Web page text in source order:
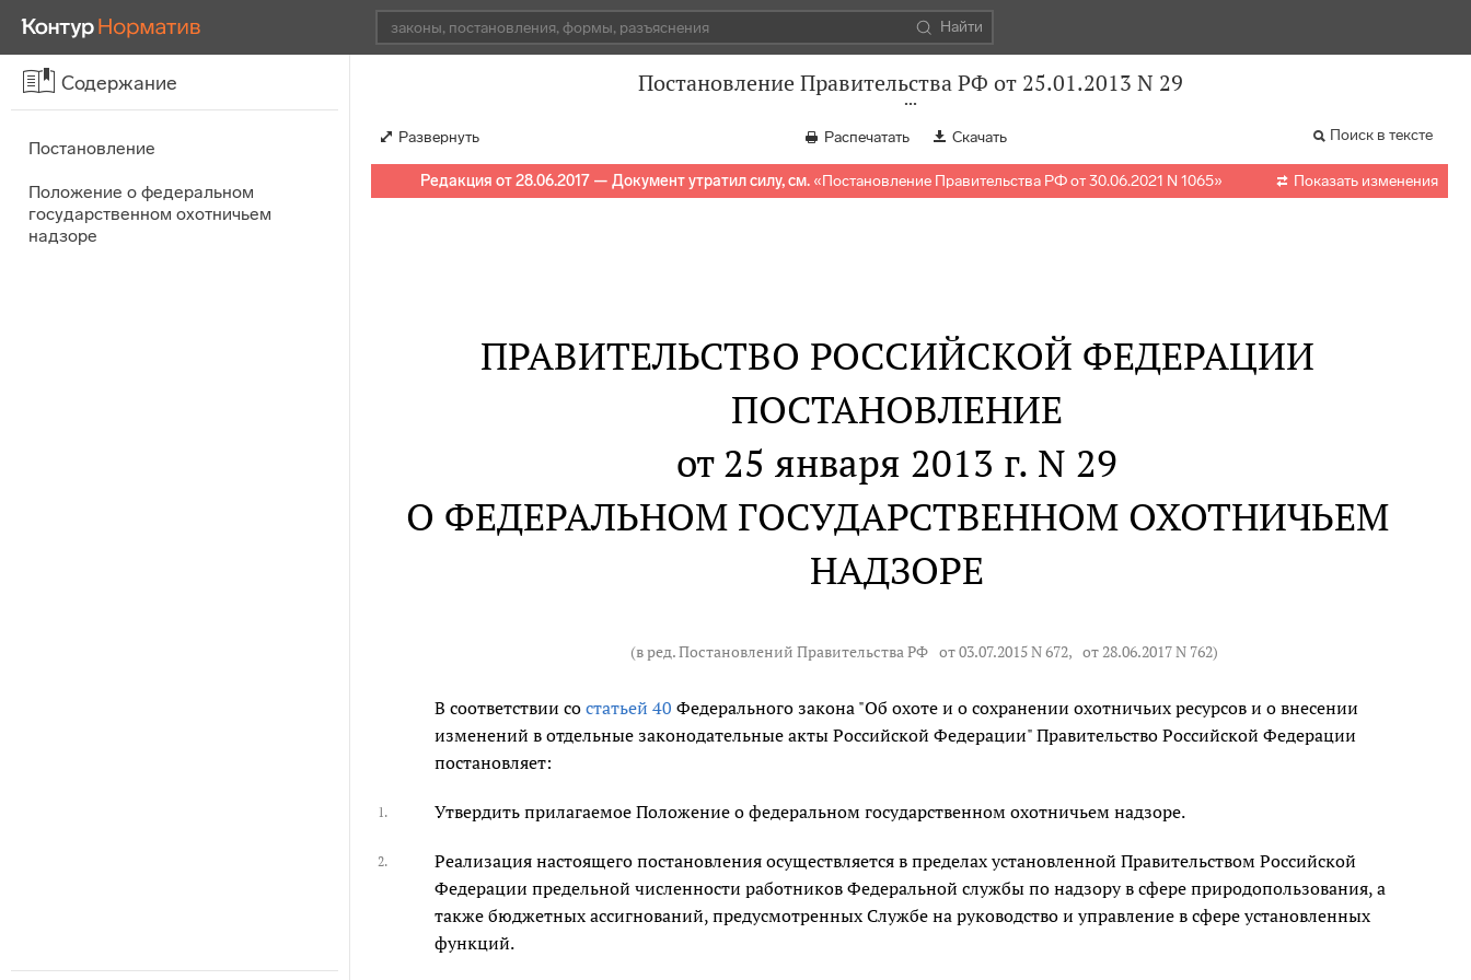
Найти
Содержание
Постановление
Положение о федеральном
государственном охотничьем
надзоре
Постановление Правительства РФ от 25.01.2013 N 29
Развернуть Распечатать Скачать Поиск в тексте
Редакция от 28.06.2017 — Документ утратил силу, см. «Постановление Правительства РФ от 30.06.2021 N 1065»  Показать изменения
ПРАВИТЕЛЬСТВО РОССИЙСКОЙ ФЕДЕРАЦИИ
ПОСТАНОВЛЕНИЕ
от 25 января 2013 г. N 29
О ФЕДЕРАЛЬНОМ ГОСУДАРСТВЕННОМ ОХОТНИЧЬЕМ
НАДЗОРЕ
(в ред. Постановлений Правительства РФ от 03.07.2015 N 672, от 28.06.2017 N 762)
В соответствии со статьей 40 Федерального закона "Об охоте и о сохранении охотничьих ресурсов и о внесении
изменений в отдельные законодательные акты Российской Федерации" Правительство Российской Федерации
постановляет:
1. Утвердить прилагаемое Положение о федеральном государственном охотничьем надзоре.
2.
Реализация настоящего постановления осуществляется в пределах установленной Правительством Российской
Федерации предельной численности работников Федеральной службы по надзору в сфере природопользования, а
также бюджетных ассигнований, предусмотренных Службе на руководство и управление в сфере установленных
функций.